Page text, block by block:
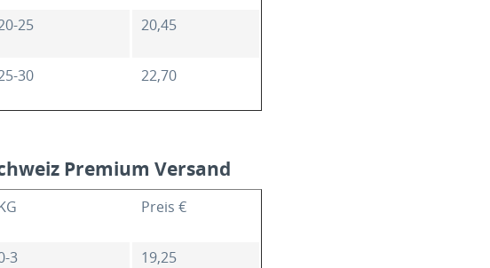
25 20,45
30 22,70
Premium Versand
Preis €
3 19,25